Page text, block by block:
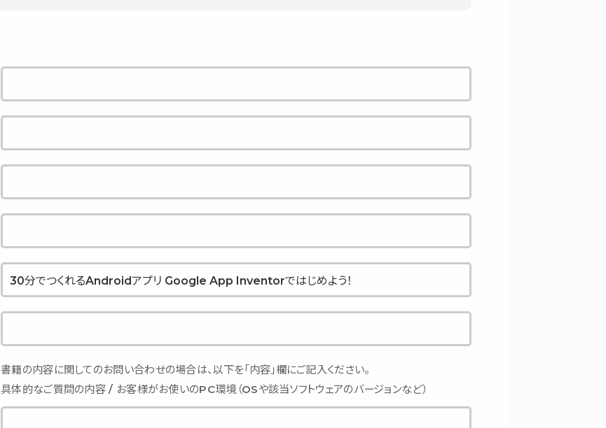
書籍の内容に関してのお問い合わせの場合は、以下を「内容」欄にご記入ください。
具体的なご質問の内容 / お客様がお使いのPC環境（OSや該当ソフトウェアのバージョンなど）